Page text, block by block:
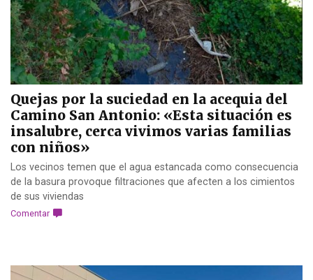
Quejas por la suciedad en la acequia del
Camino San Antonio: «Esta situación es
insalubre, cerca vivimos varias familias
con niños»
Los vecinos temen que el agua estancada como consecuencia
de la basura provoque filtraciones que afecten a los cimientos
de sus viviendas
Comentar